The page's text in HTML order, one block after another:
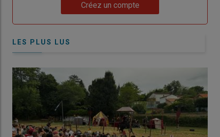
Créez un compte
LES PLUS LUS